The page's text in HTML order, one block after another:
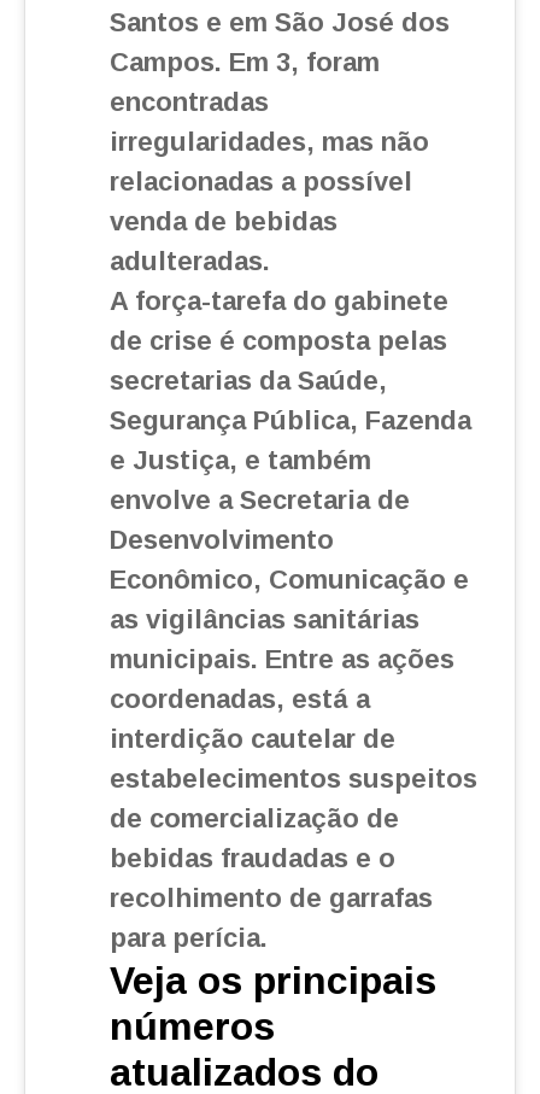
Santos e em São José dos
Campos. Em 3, foram
encontradas
irregularidades, mas não
relacionadas a possível
venda de bebidas
adulteradas.
A força-tarefa do gabinete
de crise é composta pelas
secretarias da Saúde,
Segurança Pública, Fazenda
e Justiça, e também
envolve a Secretaria de
Desenvolvimento
Econômico, Comunicação e
as vigilâncias sanitárias
municipais. Entre as ações
coordenadas, está a
interdição cautelar de
estabelecimentos suspeitos
de comercialização de
bebidas fraudadas e o
recolhimento de garrafas
para perícia.
Veja os principais
números
atualizados do